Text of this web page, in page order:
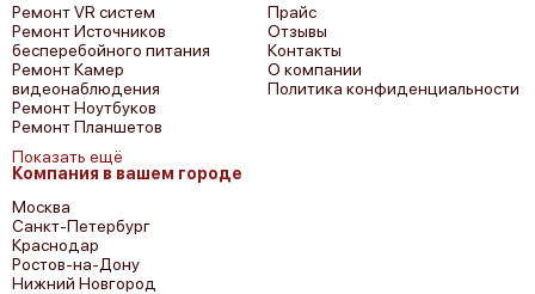
Ремонт VR систем
Ремонт Источников
бесперебойного питания
Ремонт Камер
видеонаблюдения
Ремонт Ноутбуков
Ремонт Планшетов
Показать ещё
Компания в вашем городе
Москва
Санкт-Петербург
Краснодар
Ростов-на-Дону
Нижний Новгород
Прайс
Отзывы
Контакты
О компании
Политика конфиденциальности